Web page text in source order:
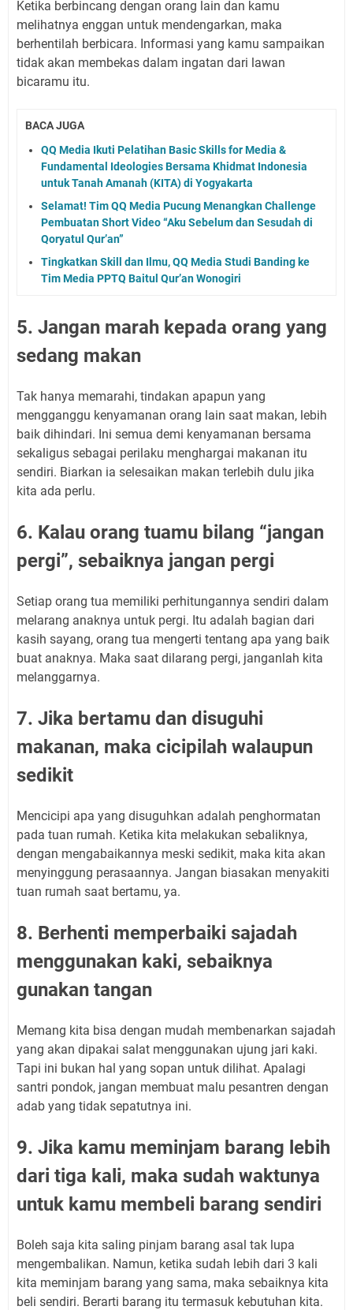
Ketika berbincang dengan orang lain dan kamu
melihatnya enggan untuk mendengarkan, maka
berhentilah berbicara. Informasi yang kamu sampaikan
tidak akan membekas dalam ingatan dari lawan
bicaramu itu.
BACA JUGA
QQ Media Ikuti Pelatihan Basic Skills for Media &
Fundamental Ideologies Bersama Khidmat Indonesia
untuk Tanah Amanah (KITA) di Yogyakarta
Selamat! Tim QQ Media Pucung Menangkan Challenge
Pembuatan Short Video “Aku Sebelum dan Sesudah di
Qoryatul Qur’an”
Tingkatkan Skill dan Ilmu, QQ Media Studi Banding ke
Tim Media PPTQ Baitul Qur’an Wonogiri
5. Jangan marah kepada orang yang
sedang makan
Tak hanya memarahi, tindakan apapun yang
mengganggu kenyamanan orang lain saat makan, lebih
baik dihindari. Ini semua demi kenyamanan bersama
sekaligus sebagai perilaku menghargai makanan itu
sendiri. Biarkan ia selesaikan makan terlebih dulu jika
kita ada perlu.
6. Kalau orang tuamu bilang “jangan
pergi”, sebaiknya jangan pergi
Setiap orang tua memiliki perhitungannya sendiri dalam
melarang anaknya untuk pergi. Itu adalah bagian dari
kasih sayang, orang tua mengerti tentang apa yang baik
buat anaknya. Maka saat dilarang pergi, janganlah kita
melanggarnya.
7. Jika bertamu dan disuguhi
makanan, maka cicipilah walaupun
sedikit
Mencicipi apa yang disuguhkan adalah penghormatan
pada tuan rumah. Ketika kita melakukan sebaliknya,
dengan mengabaikannya meski sedikit, maka kita akan
menyinggung perasaannya. Jangan biasakan menyakiti
tuan rumah saat bertamu, ya.
8. Berhenti memperbaiki sajadah
menggunakan kaki, sebaiknya
gunakan tangan
Memang kita bisa dengan mudah membenarkan sajadah
yang akan dipakai salat menggunakan ujung jari kaki.
Tapi ini bukan hal yang sopan untuk dilihat. Apalagi
santri pondok, jangan membuat malu pesantren dengan
adab yang tidak sepatutnya ini.
9. Jika kamu meminjam barang lebih
dari tiga kali, maka sudah waktunya
untuk kamu membeli barang sendiri
Boleh saja kita saling pinjam barang asal tak lupa
mengembalikan. Namun, ketika sudah lebih dari 3 kali
kita meminjam barang yang sama, maka sebaiknya kita
beli sendiri. Berarti barang itu termasuk kebutuhan kita.